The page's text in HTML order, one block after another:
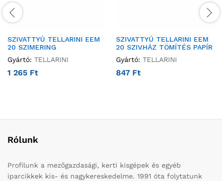
SZIVATTYÚ TELLARINI EEM
20 SZIMERING
Gyártó: TELLARINI
1 265 Ft
SZIVATTYÚ TELLARINI EEM
20 SZIV.HÁZ TÖMÍTÉS PAPÍR
Gyártó: TELLARINI
847 Ft
Rólunk
Profilunk a mezőgazdasági, kerti kisgépek és egyéb
iparcikkek kis- és nagykereskedelme. 1991 óta folytatunk